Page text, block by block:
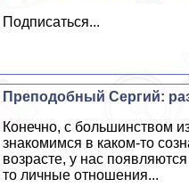
Подписаться...
Преподобный Сергий:
Конечно, с большинством
знакомимся в каком-то
возрасте, у нас
то личные отношения...